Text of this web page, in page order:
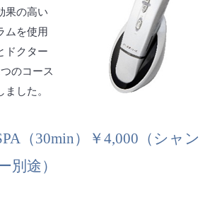
果の高い
ムを使用
ドクター
のコース
した。
（30min）￥4,000（シャン
別途）